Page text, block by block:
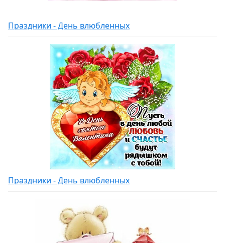
Праздники - День влюбленных
Праздники - День влюбленных